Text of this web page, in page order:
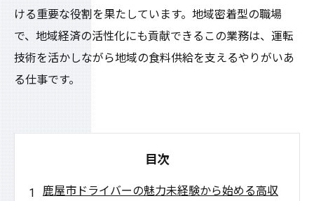
ける重要な役割を果たしています。地域密着型の職場
で、地域経済の活性化にも貢献できるこの業務は、運転
技術を活かしながら地域の食料供給を支えるやりがいあ
る仕事です。
目次
鹿屋市ドライバーの魅力未経験から始める高収